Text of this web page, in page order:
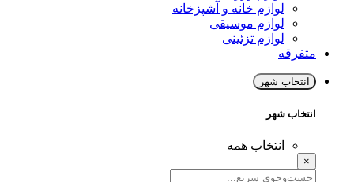
لوازم خانه و آشپزخانه
لوازم موسیقی
لوازم تزئینی
متفرقه
انتخاب شهر
انتخاب شهر
انتخاب همه
×